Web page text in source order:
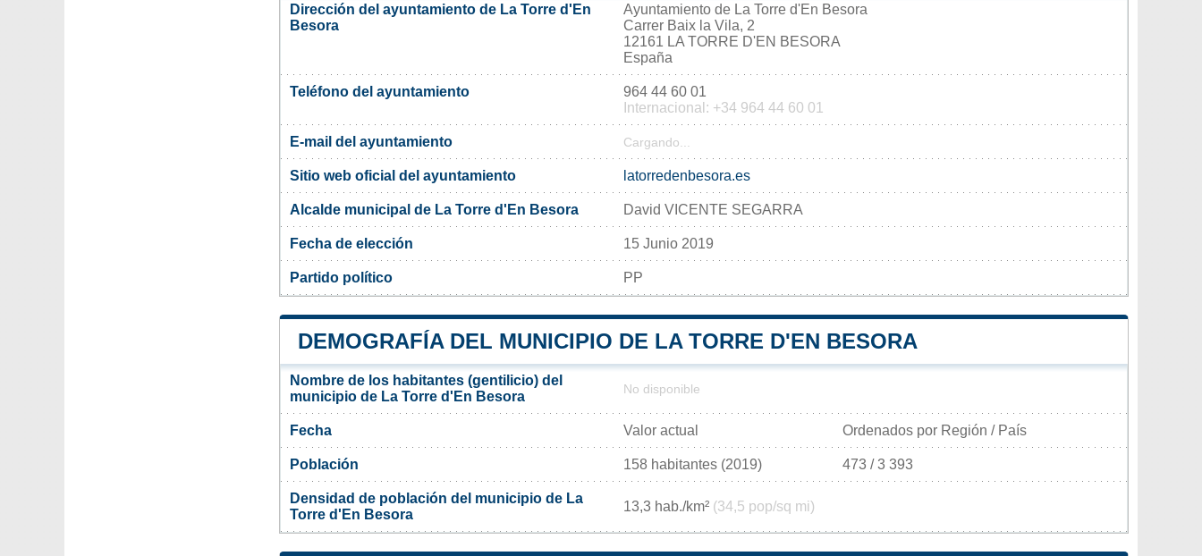
Dirección del ayuntamiento de La Torre d'En
Besora
Ayuntamiento de La Torre d'En Besora
Carrer Baix la Vila, 2
12161 LA TORRE D'EN BESORA
España
Teléfono del ayuntamiento
964 44 60 01
Internacional: +34 964 44 60 01
E-mail del ayuntamiento Cargando...
Sitio web oficial del ayuntamiento latorredenbesora.es
Alcalde municipal de La Torre d'En Besora David VICENTE SEGARRA
Fecha de elección 15 Junio 2019
Partido político PP
DEMOGRAFÍA DEL MUNICIPIO DE LA TORRE D'EN BESORA
Nombre de los habitantes (gentilicio) del
municipio de La Torre d'En Besora
No disponible
Fecha Valor actual Ordenados por Región / País
Población 158 habitantes (2019) 473 / 3 393
Densidad de población del municipio de La
Torre d'En Besora
13,3 hab./km² (34,5 pop/sq mi)